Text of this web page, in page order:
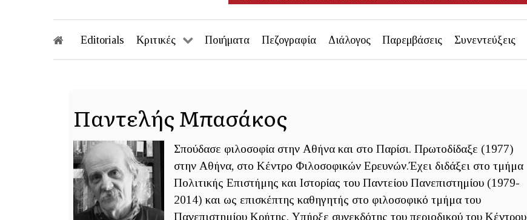
Editorials Κριτικές Ποιήματα Πεζογραφία Διάλογος Παρεμβάσεις Συνεντεύξεις
Παντελής Μπασάκος
Σπούδασε φιλοσοφία στην Αθήνα και στο Παρίσι. Πρωτοδίδαξε (1977)
στην Αθήνα, στο Κέντρο Φιλοσοφικών Ερευνών.Έχει διδάξει στο τμήμα
Πολιτικής Επιστήμης και Ιστορίας του Παντείου Πανεπιστημίου (1979-
2014) και ως επισκέπτης καθηγητής στο φιλοσοφικό τμήμα του
Πανεπιστημίου Κρήτης. Υπήρξε συνεκδότης του περιοδικού του Κέντρου